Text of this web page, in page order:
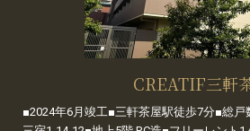
CREATIF三軒
■2024年6月竣工■三軒茶屋駅徒歩7分■総